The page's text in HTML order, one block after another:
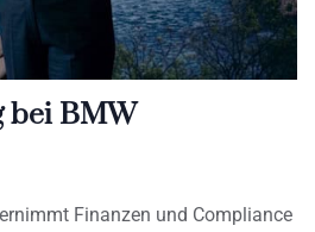
bei BMW
Finanzen und Compliance